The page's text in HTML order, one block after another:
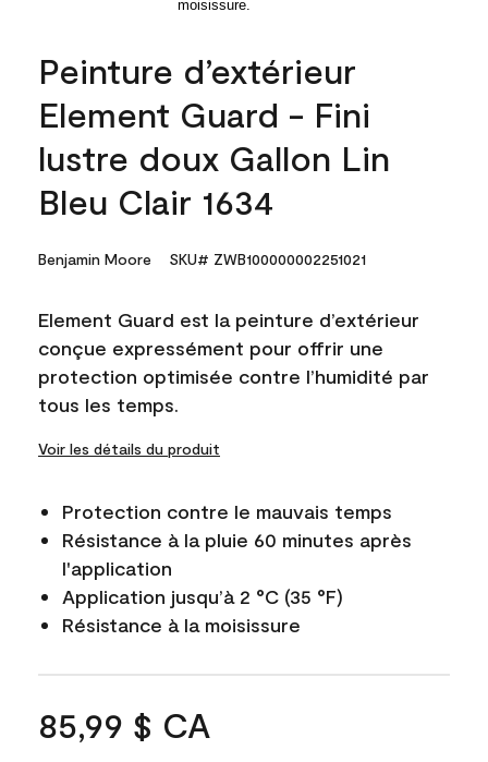
Peinture d’extérieur
Element Guard - Fini
lustre doux Gallon Lin
Bleu Clair 1634
Benjamin Moore SKU# ZWB100000002251021
Element Guard est la peinture d’extérieur
conçue expressément pour offrir une
protection optimisée contre l’humidité par
tous les temps.
Voir les détails du produit
Protection contre le mauvais temps
Résistance à la pluie 60 minutes après
l'application
Application jusqu’à 2 °C (35 °F)
Résistance à la moisissure
85,99 $ CA